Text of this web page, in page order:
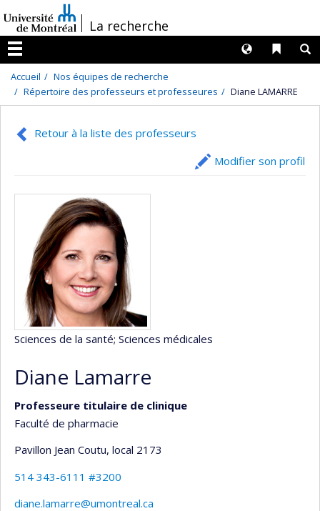
au
contenu
/La recherche
Menu
Liens
Langues
Accueil
Nos équipes de recherche
Répertoire des professeurs et professeures
Diane LAMARRE
Retour à la liste des professeurs
Modifier son profil
Sciences de la santé; Sciences médicales
Diane Lamarre
Professeure titulaire de clinique
Faculté de pharmacie
Pavillon Jean Coutu, local 2173
514 343-6111 #3200
diane.lamarre@umontreal.ca